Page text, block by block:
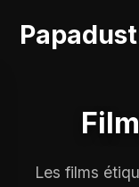
Les films